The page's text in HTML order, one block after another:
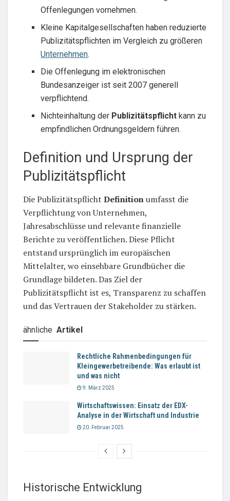
Offenlegungen vornehmen.
Kleine Kapitalgesellschaften haben reduzierte
Publizitätspflichten im Vergleich zu größeren
Unternehmen.
Die Offenlegung im elektronischen
Bundesanzeiger ist seit 2007 generell
verpflichtend.
Nichteinhaltung der Publizitätspflicht kann zu
empfindlichen Ordnungsgeldern führen.
Definition und Ursprung der
Publizitätspflicht
Die Publizitätspflicht Definitionumfasst die
Verpflichtung von Unternehmen,
Jahresabschlüsse und relevante finanzielle
Berichte zu veröffentlichen. Diese Pflicht
entstand ursprünglich im europäischen
Mittelalter, wo einsehbare Grundbücher die
Grundlage bildeten. Das Ziel der
Publizitätspflicht ist es, Transparenz zu schaffen
und das Vertrauen der Stakeholder zu stärken.
ähnliche Artikel
Rechtliche Rahmenbedingungen für
Kleingewerbetreibende: Was erlaubt ist
und was nicht
9. März 2025
Wirtschaftswissen: Einsatz der EDX-
Analyse in der Wirtschaft und Industrie
20. Februar 2025
Historische Entwicklung